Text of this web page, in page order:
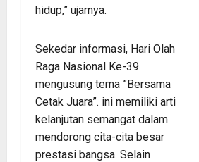
hidup,” ujarnya.
Sekedar informasi, Hari Olah
Raga Nasional Ke-39
mengusung tema ”Bersama
Cetak Juara”. ini memiliki arti
kelanjutan semangat dalam
mendorong cita-cita besar
prestasi bangsa. Selain